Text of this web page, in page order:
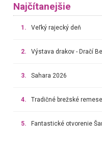
Najčítanejšie
1. Veľký rajecký deň
2. Výstava drakov - Dračí
3. Sahara 2026
4. Tradičné brežské
5. Fantastické otvorenie